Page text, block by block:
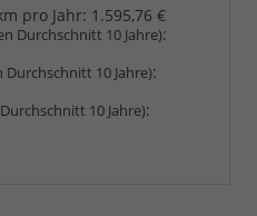
pro Jahr: 1.595,76 €
Durchschnitt 10 Jahre):
Durchschnitt 10 Jahre):
10 Jahre):